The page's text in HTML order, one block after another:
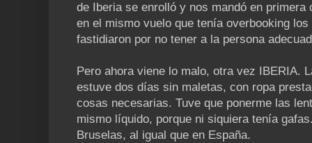
de Iberia se enrolló y nos mandó en
en el mismo vuelo que tenía overbooking
fastidiaron por no tener a la persona
Pero ahora viene lo malo, otra vez IBERIA.
estuve dos días sin maletas, con ropa
cosas necesarias. Tuve que ponerme las
mismo líquido, porque ni siquiera tenía
Bruselas, al igual que en España.